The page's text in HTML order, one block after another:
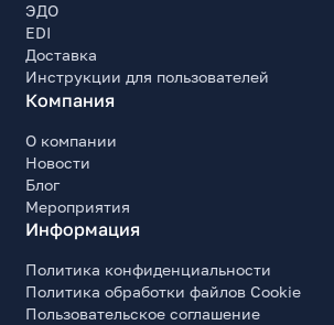
ЭДО
EDI
Доставка
Инструкции для пользователей
Компания
О компании
Новости
Блог
Мероприятия
Информация
Политика конфиденциальности
Политика обработки файлов Cookie
Пользовательское соглашение